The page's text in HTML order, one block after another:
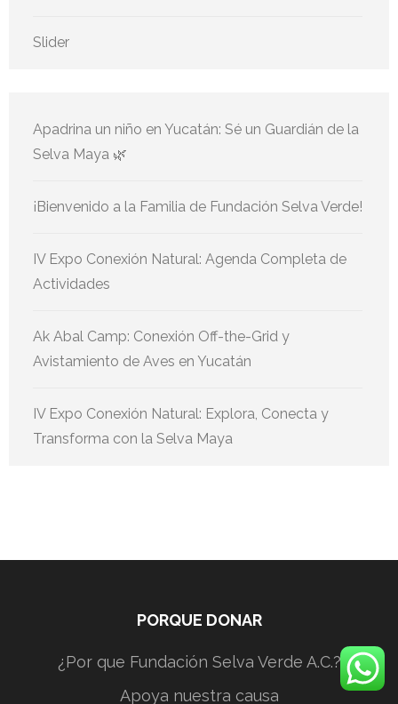
Slider
Apadrina un niño en Yucatán: Sé un Guardián de la
Selva Maya 🌿
¡Bienvenido a la Familia de Fundación Selva Verde!
IV Expo Conexión Natural: Agenda Completa de
Actividades
Ak Abal Camp: Conexión Off-the-Grid y
Avistamiento de Aves en Yucatán
IV Expo Conexión Natural: Explora, Conecta y
Transforma con la Selva Maya
PORQUE DONAR
¿Por que Fundación Selva Verde A.C.?
Apoya nuestra causa